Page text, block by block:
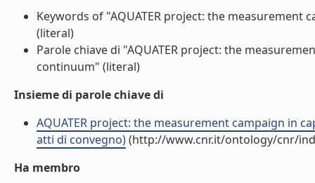
Keywords of "AQUATER project: the
(literal)
Parole chiave di "AQUATER project: the
continuum" (literal)
Insieme di parole chiave di
AQUATER project: the measurement campaign in
atti di convegno)(http://www.cnr.it/ontology/cnr/
Ha membro